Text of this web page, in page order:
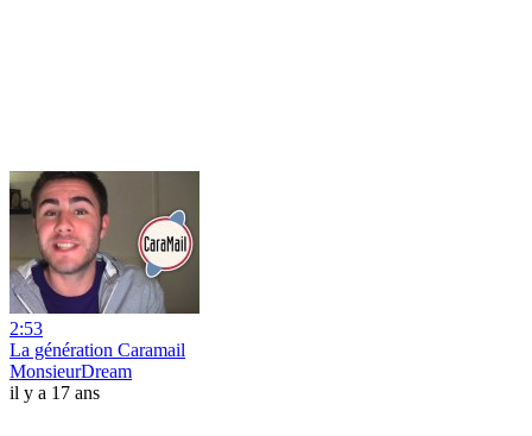
2:53
La génération Caramail
MonsieurDream
il y a 17 ans